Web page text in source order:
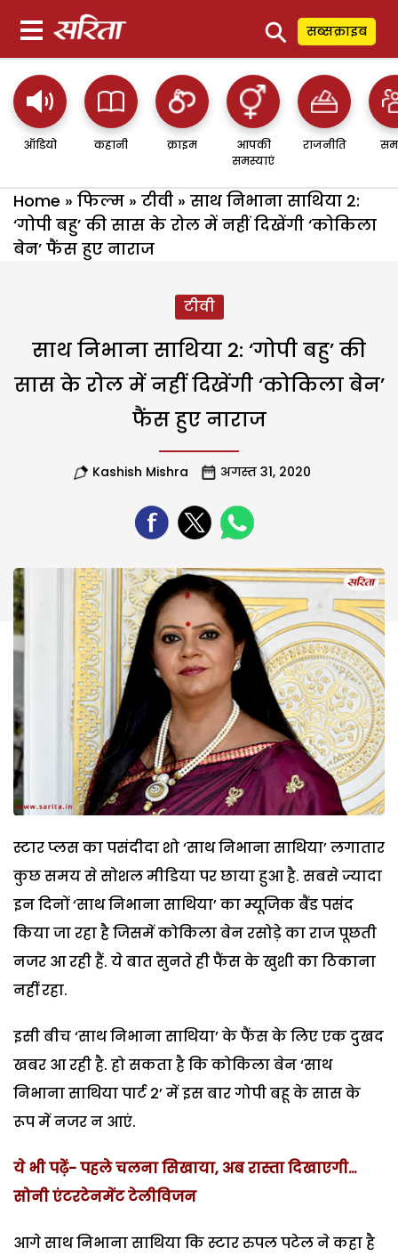
⚲ सब्सक्राइब
ऑडियो कहानी क्राइम
आपकी
समस्याएं
राजनीति
Home » फिल्म » टीवी » साथ निभाना साथिया 2:
‘गोपी बहु’ की सास के रोल में नहीं दिखेंगी ‘कोकिला
बेन’ फैंस हुए नाराज
टीवी
साथ निभाना साथिया 2: ‘गोपी बहु’ की
सास के रोल में नहीं दिखेंगी ‘कोकिला बेन’
फैंस हुए नाराज
Kashish Mishra अगस्त 31, 2020
स्टार प्लस का पसंदीदा शो ‘साथ निभाना साथिया’ लगातार
कुछ समय से सोशल मीडिया पर छाया हुआ है. सबसे ज्यादा
इन दिनों ‘साथ निभाना साथिया’ का म्यूजिक बैंड पसंद
किया जा रहा है जिसमें कोकिला बेन रसोड़े का राज पूछती
नजर आ रही हैं. ये बात सुनते ही फैंस के खुशी का ठिकाना
नहीं रहा.
इसी बीच ‘साथ निभाना साथिया’ के फैंस के लिए एक दुखद
खबर आ रही है. हो सकता है कि कोकिला बेन ‘साथ
निभाना साथिया पार्ट 2’ में इस बार गोपी बहू के सास के
रूप में नजर न आएं.
ये भी पढ़ें- पहले चलना सिखाया, अब रास्ता दिखाएगी…
सोनी एंटरटेनमेंट टेलीविजन
आगे साथ निभाना साथिया कि स्टार रुपल पटेल ने कहा है